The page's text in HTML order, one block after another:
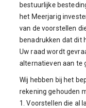
bestuurlijke
het Meerjarig
van de voorstellen
benadrukken dat dit
Uw raad wordt
alternatieven aan te
Wij hebben bij het
rekening gehouden
1. Voorstellen die al